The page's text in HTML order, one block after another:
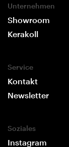
Unternehmen
Showroom
Kerakoll
Service
Kontakt
Newsletter
Soziales
Instagram